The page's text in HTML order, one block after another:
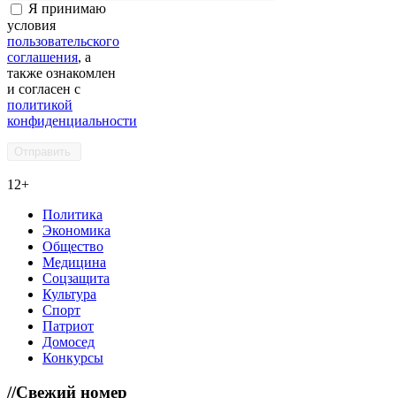
Я принимаю
условия
пользовательского
соглашения, а
также ознакомлен
и согласен с
политикой
конфиденциальности
12+
Политика
Экономика
Общество
Медицина
Соцзащита
Культура
Спорт
Патриот
Домосед
Конкурсы
//Свежий номер